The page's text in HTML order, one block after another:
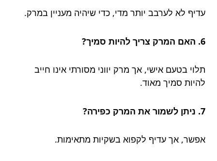
עדיף לא לערבב יותר מדי, כדי שיהיה מעניין במרק.
6. האם המרק צריך להיות סמיך?
תלוי בטעם אישי, אך מרק יווני מסורתי אינו חייב
להיות סמיך מאוד.
7. ניתן לשמור את המרק כפירה?
אפשר, אך עדיף לקפוא בשקיות מתאימות.